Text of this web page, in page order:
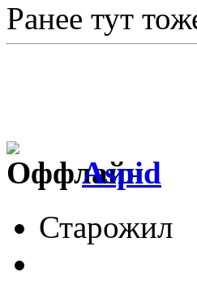
Ранее тут
Aspid
Старожил